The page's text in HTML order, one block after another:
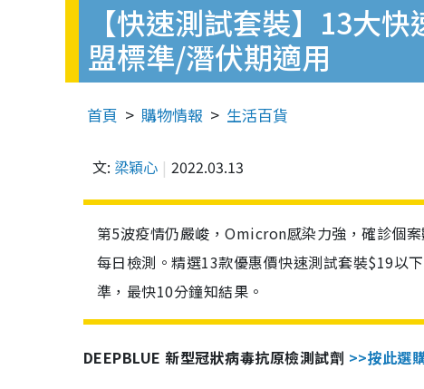
【快速測試套裝】13大
盟標準/潛伏期適用
首頁 購物情報 生活百貨
文: 梁穎心 2022.03.13
第5波疫情仍嚴峻，Omicron感染力強，確診個
每日檢測。精選13款優惠價快速測試套裝$19以
準，最快10分鐘知結果。
DEEPBLUE 新型冠狀病毒抗原檢測試劑 >>按此選